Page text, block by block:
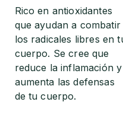
Rico en antioxidantes
que ayudan a combatir
los radicales libres en
cuerpo. Se cree que
reduce la inflamación y
aumenta las defensas
de tu cuerpo.